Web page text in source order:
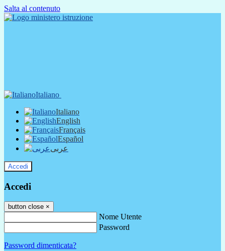
Salta al contenuto
Italiano
Italiano
English
Français
Español
عربى
Accedi
Accedi
button close ×
Nome Utente
Password
Password dimenticata?